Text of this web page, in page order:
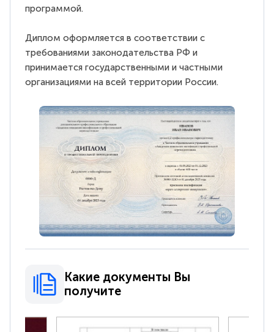
программой.
Диплом оформляется в соответствии с
требованиями законодательства РФ и
принимается государственными и частными
организациями на всей территории России.
Какие документы Вы
получите